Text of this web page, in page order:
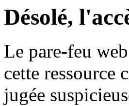
Désolé,
Le pare-feu
cette ressource
jugée